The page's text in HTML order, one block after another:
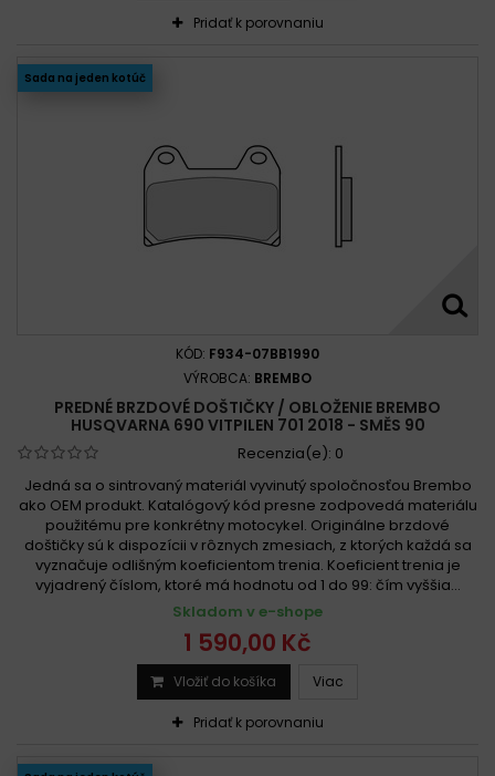
Pridať k porovnaniu
Sada na jeden kotúč
KÓD: F934-07BB1990
VÝROBCA: BREMBO
PREDNÉ BRZDOVÉ DOŠTIČKY / OBLOŽENIE BREMBO
HUSQVARNA 690 VITPILEN 701 2018 - SMĚS 90
Recenzia(e): 0
Jedná sa o sintrovaný materiál vyvinutý spoločnosťou Brembo
ako OEM produkt. Katalógový kód presne zodpovedá materiálu
použitému pre konkrétny motocykel. Originálne brzdové
doštičky sú k dispozícii v rôznych zmesiach, z ktorých každá sa
vyznačuje odlišným koeficientom trenia. Koeficient trenia je
vyjadrený číslom, ktoré má hodnotu od 1 do 99: čím vyššia...
Skladom v e-shope
1 590,00 Kč
Vložiť do košíka Viac
Pridať k porovnaniu